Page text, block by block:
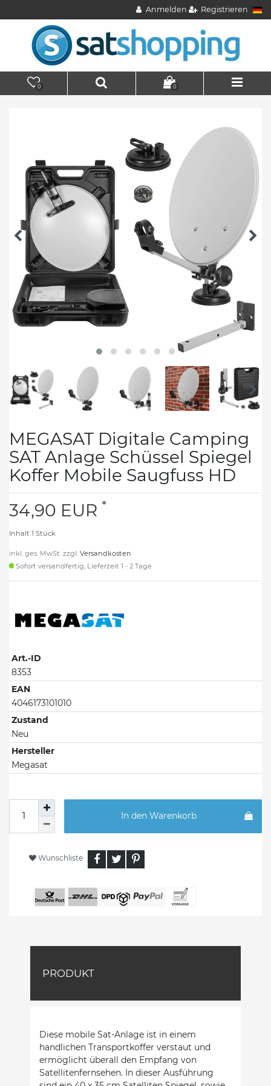
Anmelden Registrieren
0 0
MEGASAT Digitale Camping
SAT Anlage Schüssel Spiegel
Koffer Mobile Saugfuss HD
34,90 EUR *
Inhalt 1 Stück
inkl. ges. MwSt. zzgl. Versandkosten
Sofort versandfertig, Lieferzeit 1 - 2 Tage
Art.-ID
8353
EAN
4046173101010
Zustand
Neu
Hersteller
Megasat
In den Warenkorb
Wunschliste
PRODUKT
Diese mobile Sat-Anlage ist in einem
handlichen Transportkoffer verstaut und
ermöglicht überall den Empfang von
Satellitenfernsehen. In dieser Ausführung